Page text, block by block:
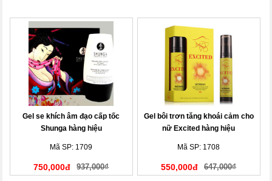
Gel se khích âm đạo cấp tốc
Shunga hàng hiệu
Mã SP: 1709
750,000đ 937,000₫
Gel bôi trơn tăng khoái cảm cho
nữ Excited hàng hiệu
Mã SP: 1708
550,000đ 647,000₫